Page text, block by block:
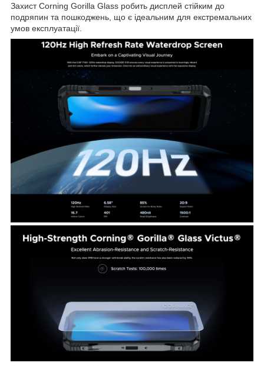
Захист Corning Gorilla Glass робить дисплей стійким до
подряпин та пошкоджень, що є ідеальним для екстремальних
умов експлуатації.